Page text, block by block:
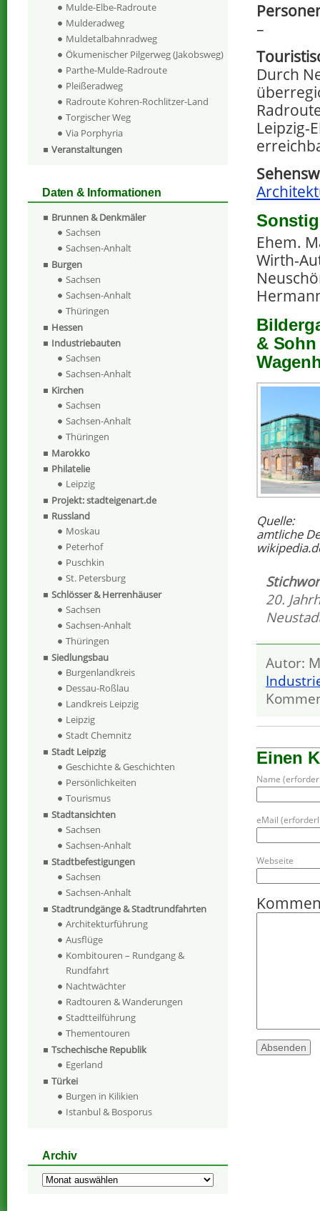
–
Durch
Leipzig-
Ehem.
Wirth-
&
Quelle:
amtliche
20.
Autor:
Einen
Name
eMail
Webseite
Mulde-Elbe-Radroute
Mulderadweg
Muldetalbahnradweg
Ökumenischer Pilgerweg (Jakobsweg)
Parthe-Mulde-Radroute
Pleißeradweg
Radroute Kohren-Rochlitzer-Land
Torgischer Weg
Via Porphyria
Veranstaltungen
Daten & Informationen
Brunnen & Denkmäler
Sachsen
Sachsen-Anhalt
Burgen
Sachsen
Sachsen-Anhalt
Thüringen
Hessen
Industriebauten
Sachsen
Sachsen-Anhalt
Kirchen
Sachsen
Sachsen-Anhalt
Thüringen
Marokko
Philatelie
Leipzig
Projekt: stadteigenart.de
Russland
Moskau
Peterhof
Puschkin
St. Petersburg
Schlösser & Herrenhäuser
Sachsen
Sachsen-Anhalt
Thüringen
Siedlungsbau
Burgenlandkreis
Dessau-Roßlau
Landkreis Leipzig
Leipzig
Stadt Chemnitz
Stadt Leipzig
Geschichte & Geschichten
Persönlichkeiten
Tourismus
Stadtansichten
Sachsen
Sachsen-Anhalt
Stadtbefestigungen
Sachsen
Sachsen-Anhalt
Stadtrundgänge & Stadtrundfahrten
Architekturführung
Ausflüge
Kombitouren – Rundgang &
Rundfahrt
Nachtwächter
Radtouren & Wanderungen
Stadtteilführung
Thementouren
Tschechische Republik
Egerland
Türkei
Burgen in Kilikien
Istanbul & Bosporus
Archiv
Archiv